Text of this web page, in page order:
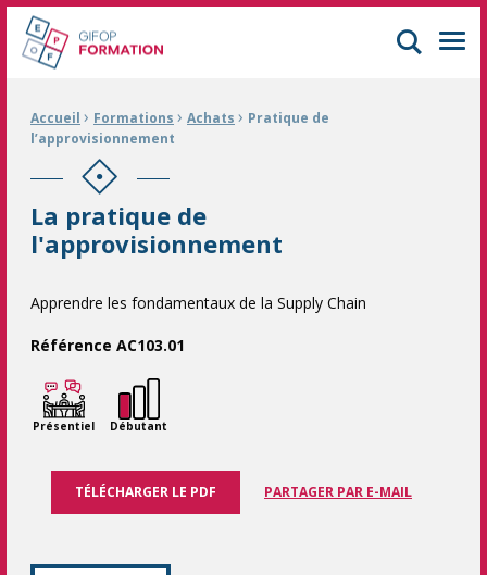
GIFOP Formation Centre de formation continue à Mulhouse
Fil d'Ariane :
Accueil › Formations › Achats › Pratique de
l’approvisionnement
La pratique de
l'approvisionnement
Apprendre les fondamentaux de la Supply Chain
Référence AC103.01
Présentiel Débutant
TÉLÉCHARGER LE PDF PARTAGER PAR E-MAIL